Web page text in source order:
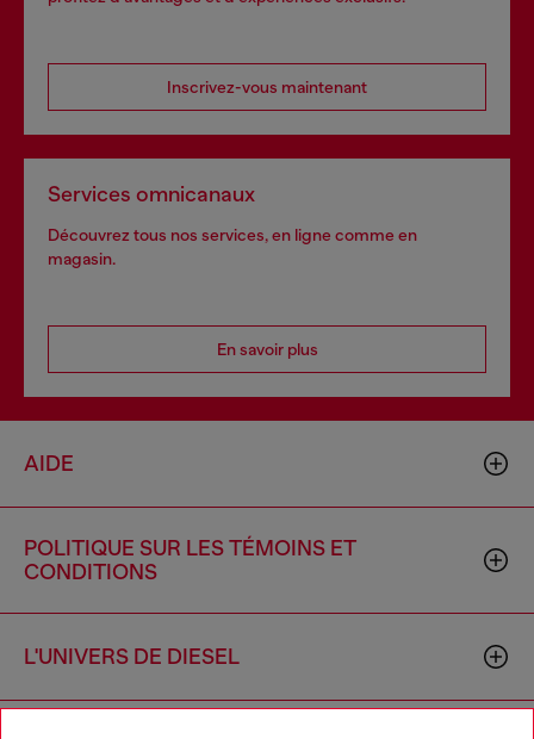
Inscrivez-vous maintenant
Services omnicanaux
Découvrez tous nos services, en ligne comme en
magasin.
En savoir plus
AIDE
POLITIQUE SUR LES TÉMOINS ET
CONDITIONS
L'UNIVERS DE DIESEL